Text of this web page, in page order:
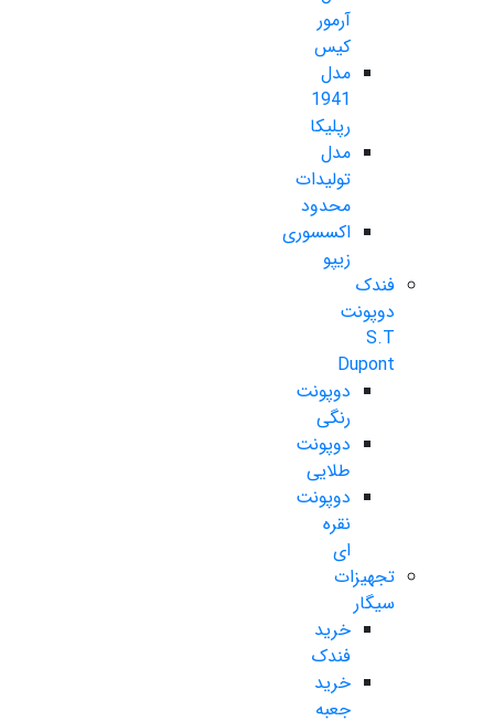
آرمور
کیس
مدل
1941
رپلیکا
مدل
تولیدات
محدود
اکسسوری
زیپو
فندک
دوپونت
S.T
Dupont
دوپونت
رنگی
دوپونت
طلایی
دوپونت
نقره
ای
تجهیزات
سیگار
خرید
فندک
خرید
جعبه